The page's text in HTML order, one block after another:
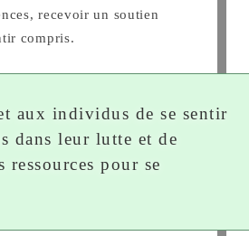
recevoir un soutien
compris.
aux individus de se sentir
dans leur lutte et de
ressources pour se